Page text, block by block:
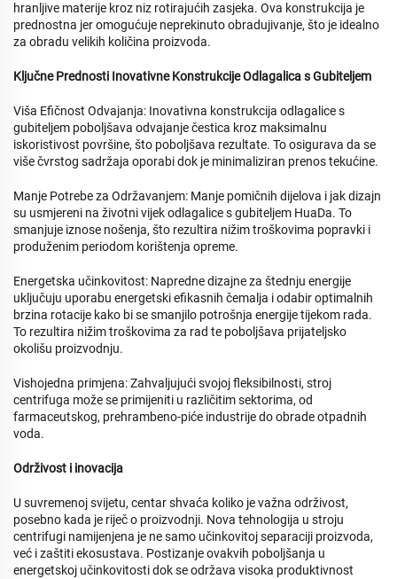
hranljive materije kroz niz rotirajućih zasjeka. Ova konstrukcija je
prednostna jer omogućuje neprekinuto obradujivanje, što je idealno
za obradu velikih količina proizvoda.
Ključne Prednosti Inovativne Konstrukcije Odlagalica s Gubiteljem
Viša Efičnost Odvajanja: Inovativna konstrukcija odlagalice s
gubiteljem poboljšava odvajanje čestica kroz maksimalnu
iskoristivost površine, što poboljšava rezultate. To osigurava da se
više čvrstog sadržaja oporabi dok je minimaliziran prenos tekućine.
Manje Potrebe za Održavanjem: Manje pomičnih dijelova i jak dizajn
su usmjereni na životni vijek odlagalice s gubiteljem HuaDa. To
smanjuje iznose nošenja, što rezultira nižim troškovima popravki i
produženim periodom korištenja opreme.
Energetska učinkovitost: Napredne dizajne za štednju energije
uključuju uporabu energetski efikasnih čemalja i odabir optimalnih
brzina rotacije kako bi se smanjilo potrošnja energije tijekom rada.
To rezultira nižim troškovima za rad te poboljšava prijateljsko
okolišu proizvodnju.
Vishojedna primjena: Zahvaljujući svojoj fleksibilnosti, stroj
centrifuga može se primijeniti u različitim sektorima, od
farmaceutskog, prehrambeno-piće industrije do obrade otpadnih
voda.
Održivost i inovacija
U suvremenoj svijetu, centar shvaća koliko je važna održivost,
posebno kada je riječ o proizvodnji. Nova tehnologija u stroju
centrifugi namijenjena je ne samo učinkovitoj separaciji proizvoda,
već i zaštiti ekosustava. Postizanje ovakvih poboljšanja u
energetskoj učinkovitosti dok se održava visoka produktivnost